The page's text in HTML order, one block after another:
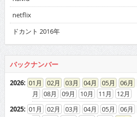
バックナンバー
2026:01 02 03 04 05 06
08
09 10 11
12
2025 : 01 02
08
09 10 11
12
01 02 03 04 05 06
08
09 10 11
12